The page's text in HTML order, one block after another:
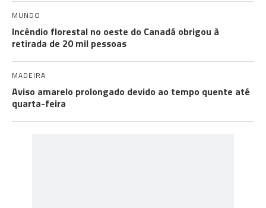
MUNDO
Incêndio florestal no oeste do Canadá obrigou à
retirada de 20 mil pessoas
MADEIRA
Aviso amarelo prolongado devido ao tempo quente até
quarta-feira